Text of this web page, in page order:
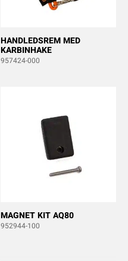
HANDLEDSREM MED
KARBINHAKE
957424-000
MAGNET KIT AQ80
952944-100